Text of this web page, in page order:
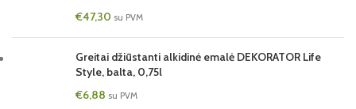
€47,30 su PVM
Greitai džiūstanti alkidinė emalė DEKORATOR Life
Style, balta, 0,75l
€6,88 su PVM